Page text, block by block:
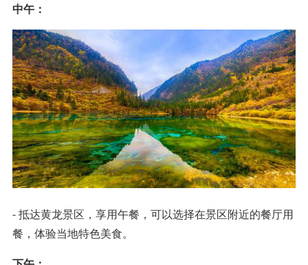
中午：
- 抵达黄龙景区，享用午餐，可以选择在景区附近的餐厅用
餐，体验当地特色美食。